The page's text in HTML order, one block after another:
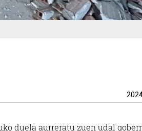
duela aurreratu zuen udal